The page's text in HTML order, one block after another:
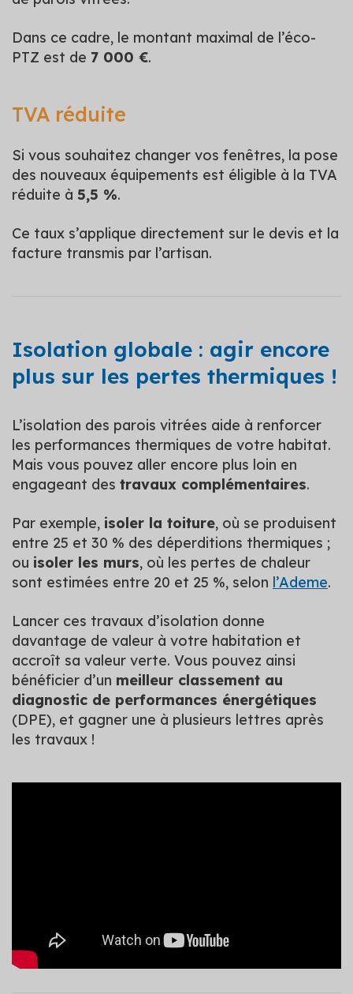
Dans ce cadre, le montant maximal de l’éco-
PTZ est de 7 000 €.
TVA réduite
Si vous souhaitez changer vos fenêtres, la pose
des nouveaux équipements est éligible à la TVA
réduite à 5,5 %.
Ce taux s’applique directement sur le devis et la
facture transmis par l’artisan.
Isolation globale : agir encore
plus sur les pertes thermiques !
L’isolation des parois vitrées aide à renforcer
les performances thermiques de votre habitat.
Mais vous pouvez aller encore plus loin en
engageant des travaux complémentaires.
Par exemple, isoler la toiture, où se produisent
entre 25 et 30 % des déperditions thermiques ;
ou isoler les murs, où les pertes de chaleur
sont estimées entre 20 et 25 %, selon l’Ademe.
Lancer ces travaux d’isolation donne
davantage de valeur à votre habitation et
accroît sa valeur verte. Vous pouvez ainsi
bénéficier d’un meilleur classement au
diagnostic de performances énergétiques
(DPE), et gagner une à plusieurs lettres après
les travaux !